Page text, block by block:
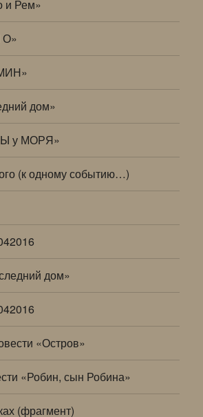
и Рем»
О»
дом»
у МОРЯ»
(к одному событию…)
дом»
«Остров»
«Робин, сын Робина»
(фрагмент)